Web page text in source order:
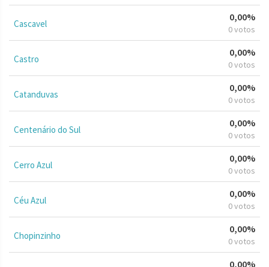
Cascavel
0,00%
0 votos
Castro
0,00%
0 votos
Catanduvas
0,00%
0 votos
Centenário do Sul
0,00%
0 votos
Cerro Azul
0,00%
0 votos
Céu Azul
0,00%
0 votos
Chopinzinho
0,00%
0 votos
0,00%